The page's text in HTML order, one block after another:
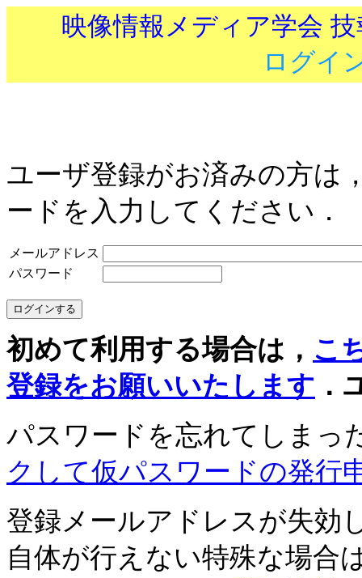
映像情報メディア学会
ログイ
ユーザ登録がお済みの方は
ードを入力してください．
メールアドレス
パスワード
初めて利用する場合は， こ
登録をお願いいたします ．
パスワードを忘れてしまっ
クして仮パスワードの発行
登録メールアドレスが失効
自体が行えない特殊な場合